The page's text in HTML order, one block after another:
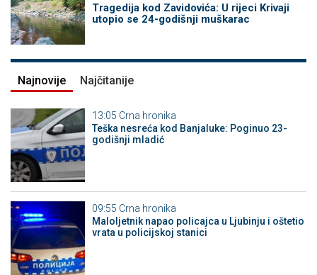
Tragedija kod Zavidovića: U rijeci Krivaji
utopio se 24-godišnji muškarac
Najnovije Najčitanije
13:05 Crna hronika
Teška nesreća kod Banjaluke: Poginuo 23-
godišnji mladić
09:55 Crna hronika
Maloljetnik napao policajca u Ljubinju i oštetio
vrata u policijskoj stanici